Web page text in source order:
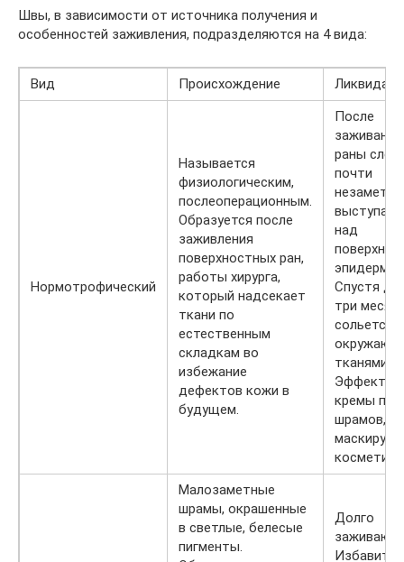
Швы, в зависимости от источника получения и
особенностей заживления, подразделяются на 4 вида:
Вид Происхождение
Нормотрофический
Называется
физиологическим,
послеоперационным.
Образуется после
заживления
поверхностных ран,
работы хирурга,
который надсекает
ткани по
естественным
складкам во
избежание
дефектов кожи в
будущем.
После
заживания
раны след
почти
выступает
над
Спустя
три
сольется с
тканями.
кремы
шрамов,
Малозаметные
шрамы, окрашенные
в светлые, белесые
пигменты.
Долго
заживают.